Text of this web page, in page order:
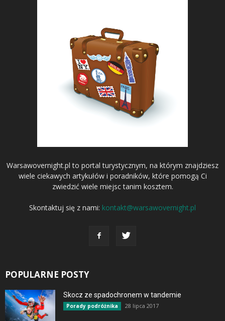
Warsawovernight.pl to portal turystycznym, na którym znajdziesz
wiele ciekawych artykułów i poradników, które pomogą Ci
zwiedzić wiele miejsc tanim kosztem.
Skontaktuj się z nami: kontakt@warsawovernight.pl
POPULARNE POSTY
Skocz ze spadochronem w tandemie
Porady podróżnika 28 lipca 2017